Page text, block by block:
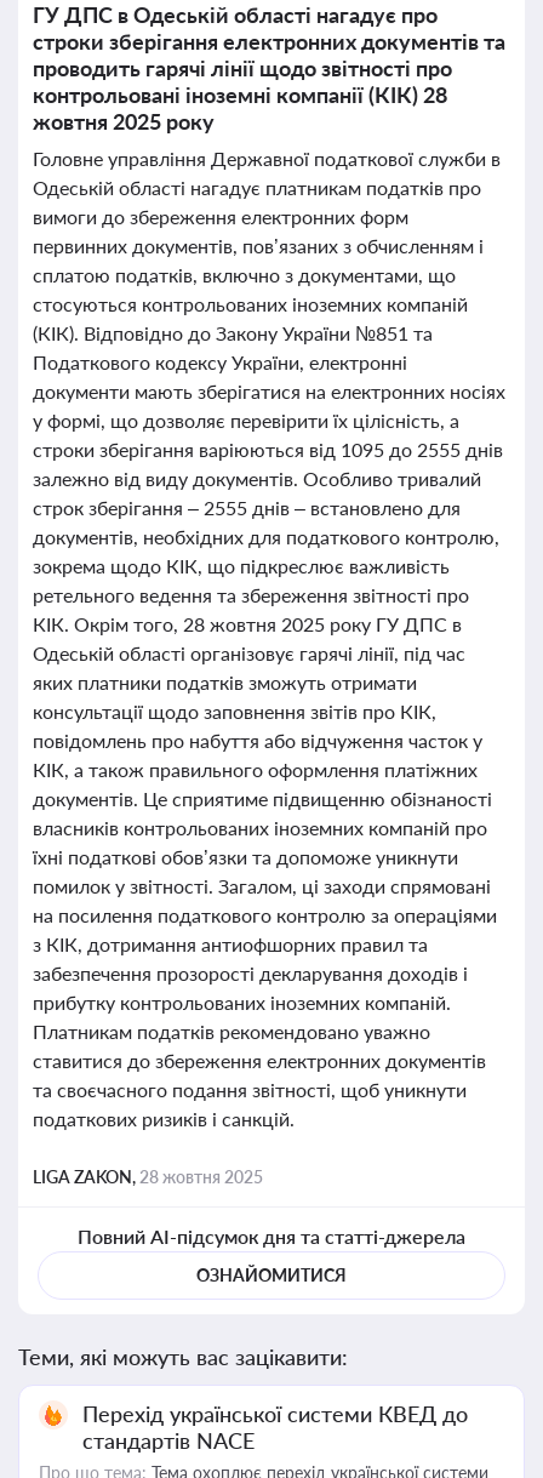
ГУ ДПС в Одеській області нагадує про
строки зберігання електронних документів та
проводить гарячі лінії щодо звітності про
контрольовані іноземні компанії (КІК) 28
жовтня 2025 року
Головне управління Державної податкової служби в
Одеській області нагадує платникам податків про
вимоги до збереження електронних форм
первинних документів, пов’язаних з обчисленням і
сплатою податків, включно з документами, що
стосуються контрольованих іноземних компаній
(КІК). Відповідно до Закону України №851 та
Податкового кодексу України, електронні
документи мають зберігатися на електронних носіях
у формі, що дозволяє перевірити їх цілісність, а
строки зберігання варіюються від 1095 до 2555 днів
залежно від виду документів. Особливо тривалий
строк зберігання – 2555 днів – встановлено для
документів, необхідних для податкового контролю,
зокрема щодо КІК, що підкреслює важливість
ретельного ведення та збереження звітності про
КІК. Окрім того, 28 жовтня 2025 року ГУ ДПС в
Одеській області організовує гарячі лінії, під час
яких платники податків зможуть отримати
консультації щодо заповнення звітів про КІК,
повідомлень про набуття або відчуження часток у
КІК, а також правильного оформлення платіжних
документів. Це сприятиме підвищенню обізнаності
власників контрольованих іноземних компаній про
їхні податкові обов’язки та допоможе уникнути
помилок у звітності. Загалом, ці заходи спрямовані
на посилення податкового контролю за операціями
з КІК, дотримання антиофшорних правил та
забезпечення прозорості декларування доходів і
прибутку контрольованих іноземних компаній.
Платникам податків рекомендовано уважно
ставитися до збереження електронних документів
та своєчасного подання звітності, щоб уникнути
податкових ризиків і санкцій.
LIGA ZAKON, 28 жовтня 2025
Повний AI-підсумок дня та статті-джерела
ОЗНАЙОМИТИСЯ
Теми, які можуть вас зацікавити:
Перехід української системи КВЕД до
стандартів NACE
Про що тема: Тема охоплює перехід української системи